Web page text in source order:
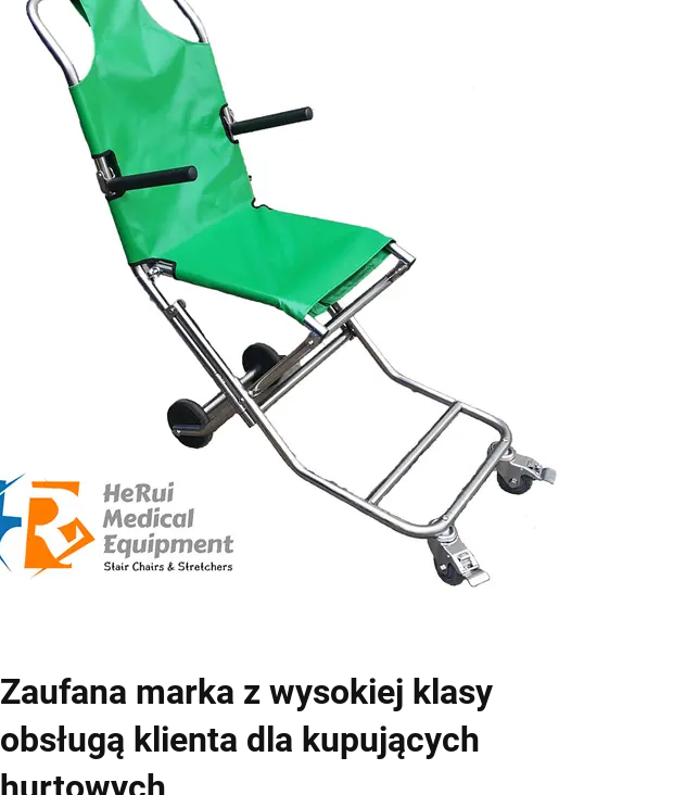
Zaufana marka z wysokiej klasy
obsługą klienta dla kupujących